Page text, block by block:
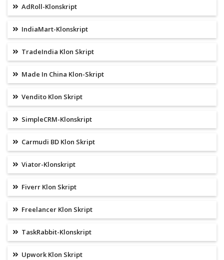
AdRoll-Klonskript
IndiaMart-Klonskript
TradeIndia Klon Skript
Made In China Klon-Skript
Vendito Klon Skript
SimpleCRM-Klonskript
Carmudi BD Klon Skript
Viator-Klonskript
Fiverr Klon Skript
Freelancer Klon Skript
TaskRabbit-Klonskript
Upwork Klon Skript